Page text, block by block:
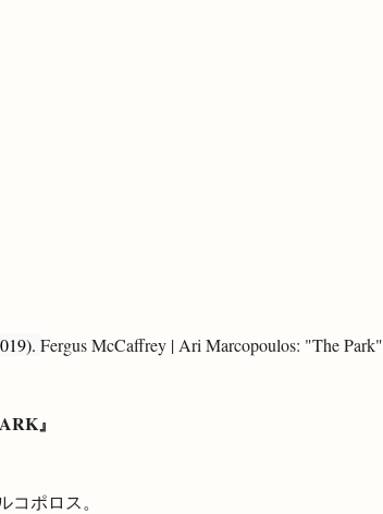
Fergus McCaffrey | Ari Marcopoulos: "The Park"
』
ポロス。